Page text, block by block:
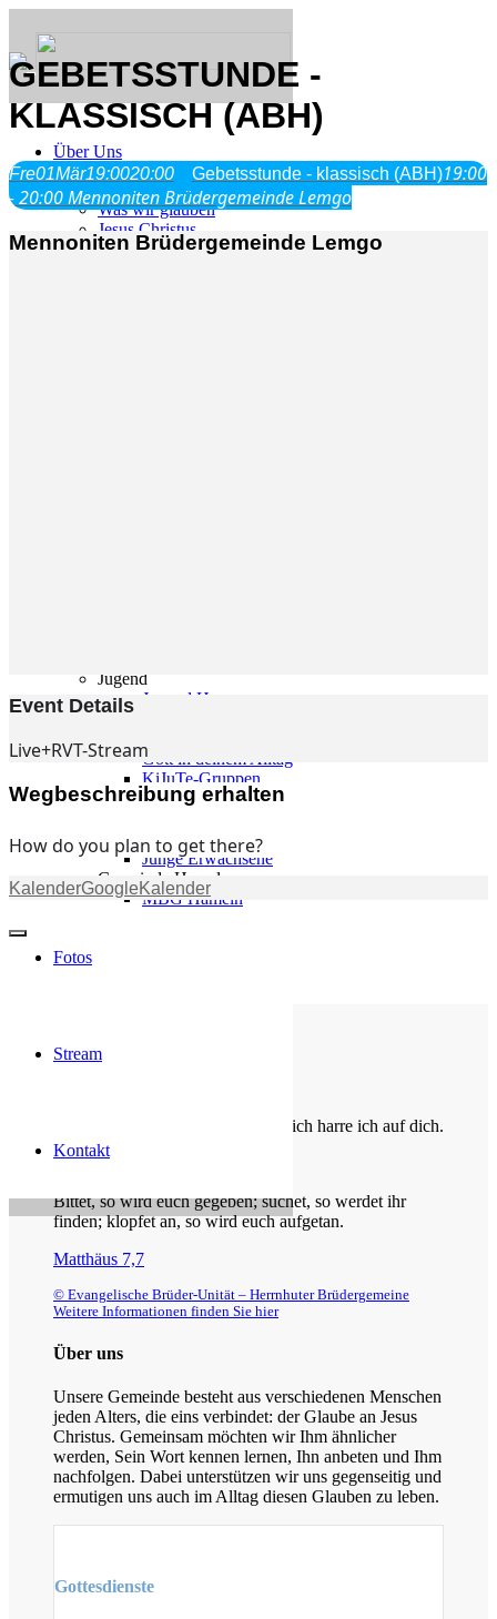
Über Uns
Was wir glauben
Jesus Christus
Geschichte
Jugend
Jugend Home
Gott in deinem Alltag
KiJuTe-Gruppen
Freizeiten 2026
Junge Erwachsene
Junge Erwachsene
Gemeinde Hameln
MBG Hameln
Fotos
Stream
Kontakt
GEBETSSTUNDE -
KLASSISCH (ABH)
Fre01Mär19:0020:00 Gebetsstunde - klassisch (ABH)19:00
- 20:00Mennoniten Brüdergemeinde Lemgo
Mennoniten Brüdergemeinde Lemgo
Event Details
Live+RVT-Stream
Wegbeschreibung erhalten
How do you plan to get there?
KalenderGoogleKalender
Du bist der Gott, der mir hilft; täglich harre ich auf dich.
Psalm 25,5
Bittet, so wird euch gegeben; suchet, so werdet ihr
finden; klopfet an, so wird euch aufgetan.
Matthäus 7,7
© Evangelische Brüder-Unität – Herrnhuter Brüdergemeine
Weitere Informationen finden Sie hier
Über uns
Unsere Gemeinde besteht aus verschiedenen Menschen
jeden Alters, die eins verbindet: der Glaube an Jesus
Christus. Gemeinsam möchten wir Ihm ähnlicher
werden, Sein Wort kennen lernen, Ihn anbeten und Ihm
nachfolgen. Dabei unterstützen wir uns gegenseitig und
ermutigen uns auch im Alltag diesen Glauben zu leben.
Gottesdienste